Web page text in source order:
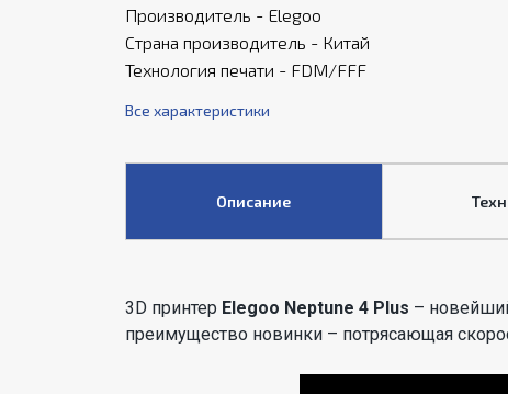
Производитель - Elegoo
Страна производитель - Китай
Технология печати - FDM/FFF
Все характеристики
Описание
3D принтер Elegoo Neptune 4 Plus –
преимущество новинки – потрясающая